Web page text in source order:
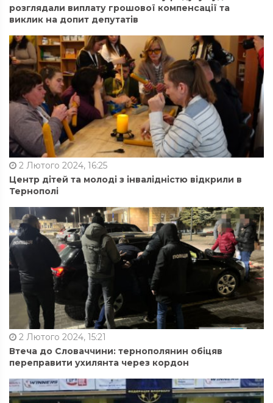
розглядали виплату грошової компенсації та
виклик на допит депутатів
2 Лютого 2024, 16:25
Центр дітей та молоді з інвалідністю відкрили в
Тернополі
2 Лютого 2024, 15:21
Втеча до Словаччини: тернополянин обіцяв
переправити ухилянта через кордон